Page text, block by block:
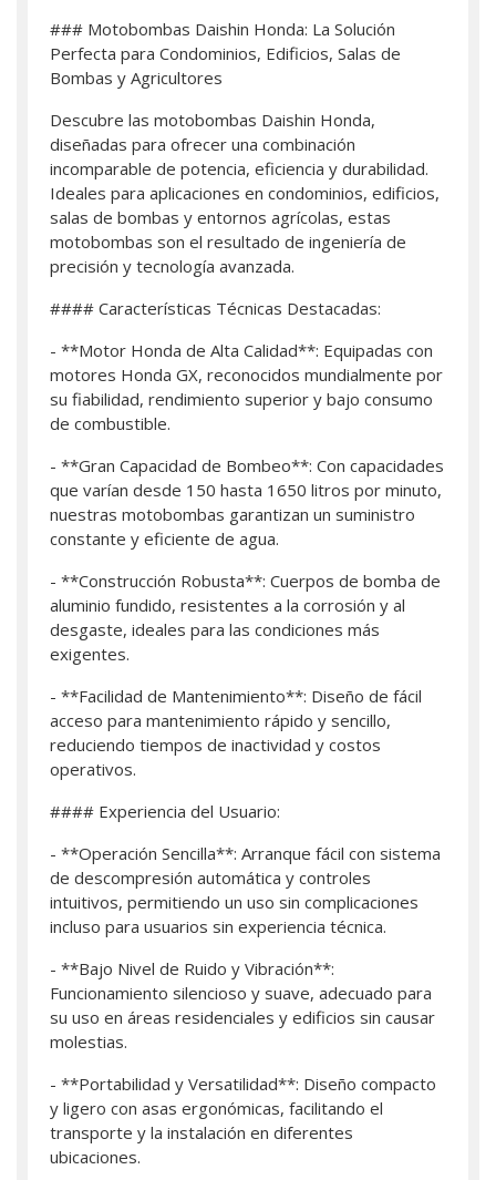
### Motobombas Daishin Honda: La Solución
Perfecta para Condominios, Edificios, Salas de
Bombas y Agricultores
Descubre las motobombas Daishin Honda,
diseñadas para ofrecer una combinación
incomparable de potencia, eficiencia y durabilidad.
Ideales para aplicaciones en condominios, edificios,
salas de bombas y entornos agrícolas, estas
motobombas son el resultado de ingeniería de
precisión y tecnología avanzada.
#### Características Técnicas Destacadas:
- **Motor Honda de Alta Calidad**: Equipadas con
motores Honda GX, reconocidos mundialmente por
su fiabilidad, rendimiento superior y bajo consumo
de combustible.
- **Gran Capacidad de Bombeo**: Con capacidades
que varían desde 150 hasta 1650 litros por minuto,
nuestras motobombas garantizan un suministro
constante y eficiente de agua.
- **Construcción Robusta**: Cuerpos de bomba de
aluminio fundido, resistentes a la corrosión y al
desgaste, ideales para las condiciones más
exigentes.
- **Facilidad de Mantenimiento**: Diseño de fácil
acceso para mantenimiento rápido y sencillo,
reduciendo tiempos de inactividad y costos
operativos.
#### Experiencia del Usuario:
- **Operación Sencilla**: Arranque fácil con sistema
de descompresión automática y controles
intuitivos, permitiendo un uso sin complicaciones
incluso para usuarios sin experiencia técnica.
- **Bajo Nivel de Ruido y Vibración**:
Funcionamiento silencioso y suave, adecuado para
su uso en áreas residenciales y edificios sin causar
molestias.
- **Portabilidad y Versatilidad**: Diseño compacto
y ligero con asas ergonómicas, facilitando el
transporte y la instalación en diferentes
ubicaciones.